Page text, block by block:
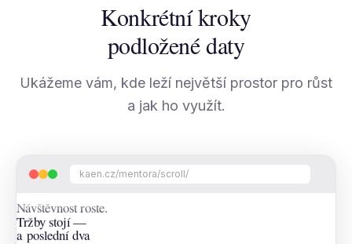
Konkrétní kroky
podložené daty
Ukážeme vám, kde leží největší prostor pro růst
a jak ho využít.
kaen.cz/mentora/scroll/